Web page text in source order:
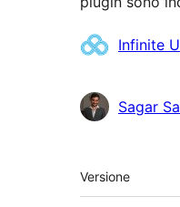
Collaboratori
Infinite
Sagar
Meta
Versione